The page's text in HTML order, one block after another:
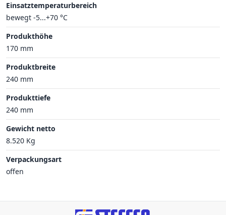
Einsatztemperaturbereich
bewegt -5...+70 °C
Produkthöhe
170 mm
Produktbreite
240 mm
Produkttiefe
240 mm
Gewicht netto
8.520 Kg
Verpackungsart
offen